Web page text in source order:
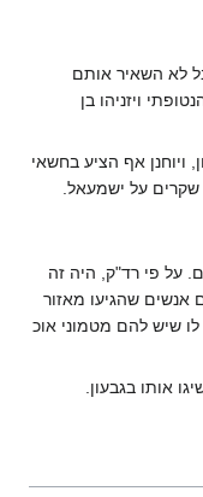
לא השאיר אותם
ויזניהו בן
ויוחנן אף הציע בחשאי
שקרים על ישמעאל.
על פי רד"ק, היה זה
אנשים שהגיעו מאזור
שיש להם מטמוני אוכ
אותו בגבעון.